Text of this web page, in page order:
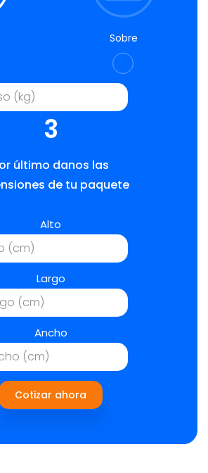
Sobre
3
último danos las
de tu paquete
Alto
Largo
Ancho
Cotizar ahora